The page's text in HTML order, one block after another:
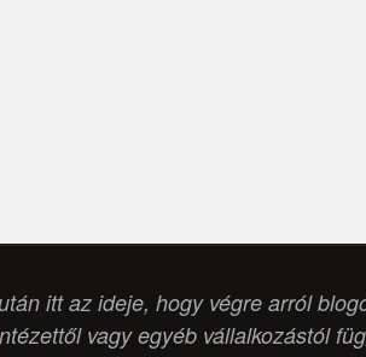
itt az ideje, hogy végre arról
vagy egyéb vállalkozástól